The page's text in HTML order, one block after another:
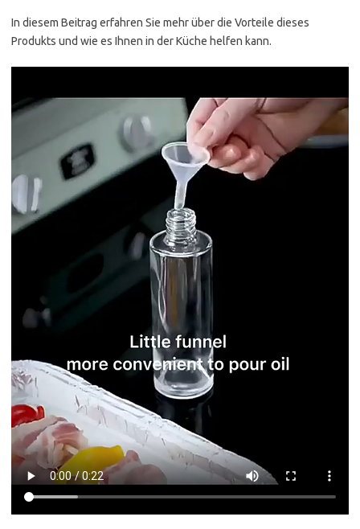
In diesem Beitrag erfahren Sie mehr über die Vorteile dieses
Produkts und wie es Ihnen in der Küche helfen kann.